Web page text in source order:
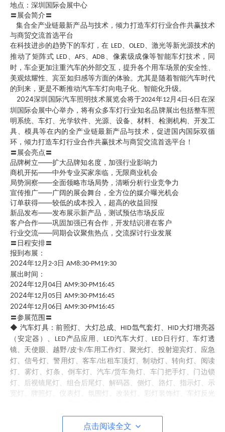
地点：深圳国际会展中心
〓展会简介〓
集合全产业链最新产品与技术，倾力打造车灯行业合作共赢技术
与商贸交流首选平台
在科技进步的趋势下的车灯，在 LED、 OLED、激光等新光源技术的
推动了矩阵式 LED、AFS、ADB 、像素级成像等智能车灯技术，同
时，车企更加注重汽车的外部交互，提升各个用车场景的安全性、
美观炫耀性、宾至如归感等方面的体验。尤其是随着智能汽车时代
的到来，更是不断推动汽车车灯向电子化、智能化升级。
2024深圳国际汽车照明技术展览会将于2024年12月 4日-6 日在深
圳国际会展中心举办，将有众多车灯行业知名品牌展出包括整车照
明系统、车灯、光学软件、光源、设备、材料、检测机构、开发工
具、模具等在内的全产业链最新产品与技术，促进国内国际双循
环，倾力打造车灯行业合作共赢技术与商贸交流首选平台！
〓展会亮点〓
品牌树立——扩大品牌知名度，加强行业影响力
商机开拓——中外专业买家亲临，无限商业机会
局势洞察——全面领略市场局势，清晰分析行业竞争力
宣传推广——广阔的展会舞台，全方位的媒介曝光机会
订单获得——较低的成本投入，超高的收益回报
新品发布——发布展示新产品，测试预估市场反应
客户合作——巩固加强已有合作，开发结识潜在客户
行业交流——同期会议聚焦热点，交流探讨行业发展
〓日程安排〓
报到布展：
2024年12月 2-3 日 AM8:30-PM19:30
展出时间：
2024年12月 04 日 AM9:30-PM16:45
2024年12月 05 日 AM9:30-PM16:45
2024年12月 06 日 AM9:30-PM16:45
〓参展范围〓
◆ 汽车灯具：前照灯、大灯总成、
HID氙气套灯、 HID大灯增亮器
（安定器）、 LED产品应用、 LED汽车大灯、 LED 日行灯、车灯透
镜、天使眼、越野/皮卡/车用工作灯、聚光灯、投射迎宾灯、应急
灯、信号灯、警用灯、客车/出租车顶灯、制动灯、转向灯、阅读
灯、雾灯、灯条、倒车灯、汽车/货车角灯、车门把手灯、门边锁
灯、后视镜尾灯、组合后尾灯、解码器、侧灯、路灯、指示灯、示
宽灯、牌照灯、仪表灯、氛围灯、改装灯、彩灯装饰灯、车灯反光
商、工程车辆船舶灯具及灯泡、AFS(前照灯照明随动系统
◆ 车用照明光源：车用LED灯系、HID氙气灯系、卤素灯系、激光
点击阅读全文